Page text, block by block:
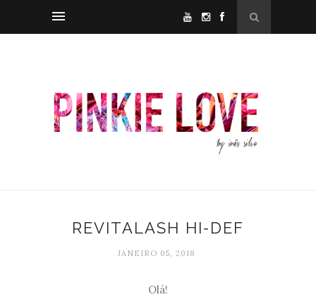
REVITALASH HI-DEF
JANEIRO 05, 2018
Olá!